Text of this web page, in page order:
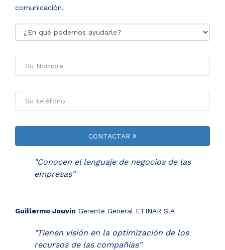
comunicación.
CONTACTAR
"Conocen el lenguaje de negocios de las
empresas"
Guillermo Jouvin Gerente General ETINAR S.A
"Tienen visión en la optimización de los
recursos de las compañías"